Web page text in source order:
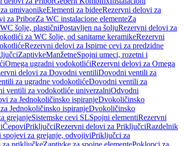
umivaonikeElementi za bideeRezervni delovi za
za PriborZa WC instalacione elementeZa
šolje, plastičniPostavljen na šoljuRezervni delovi za
za WC šolje, od sanitarne keramikeRezervni
Rezervni delovi za Ispirne cevi za predzidne
ZaptivkeManžetneSpojni umeci, rozetni i
Omega ugradni vodokotlićiRezervni delovi za Omega
delovi za Dovodni ventiliDovodni ventili za
za ugradne vodokotlićeDovodni ventili za
ventili za vodokotliće univerzalniOdvodni
za Jednokoličinsko ispiranjeDvokoličinsko
Jednokoličinsko ispiranjeDvokoličinsko
grejanjeSistemske cevi SLSpojni elementiRezervni
ČepoviPriključciRezervni delovi za PriključciRazdelnik
spojevi za grejanje, odvojiviPriključci za
za priključkeZaptivke za spojne elementePoklopci za